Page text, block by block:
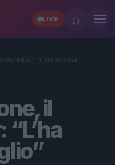
LIVE ⌕
del killer: “L’ha uccisa…
il